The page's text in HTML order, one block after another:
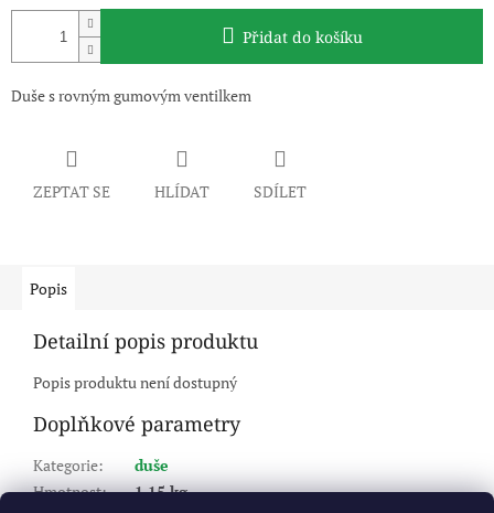
Přidat do košíku
Duše s rovným gumovým ventilkem
ZEPTAT SE HLÍDAT SDÍLET
Popis
Detailní popis produktu
Popis produktu není dostupný
Doplňkové parametry
Kategorie:
duše
Hmotnost:
1.15 kg